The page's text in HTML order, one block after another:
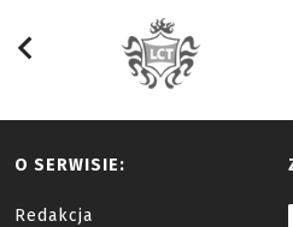
O SERWISIE:
Redakcja